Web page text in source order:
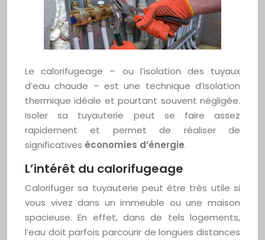
Le calorifugeage – ou l’isolation des tuyaux
d’eau chaude – est une technique d’isolation
thermique idéale et pourtant souvent négligée.
Isoler sa tuyauterie peut se faire assez
rapidement et permet de réaliser de
significatives économies d’énergie.
L’intérêt du calorifugeage
Calorifuger sa tuyauterie peut être très utile si
vous vivez dans un immeuble ou une maison
spacieuse. En effet, dans de tels logements,
l’eau doit parfois parcourir de longues distances